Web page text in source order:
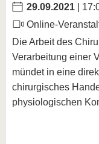
29.09.2021 |
Online-
Die Arbeit des
Verarbeitung einer
mündet in eine
chirurgisches
physiologischen